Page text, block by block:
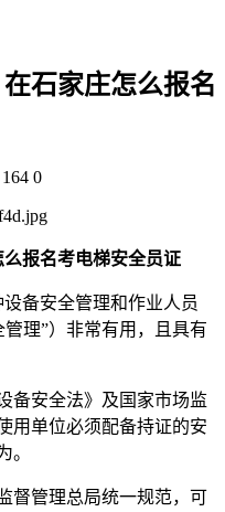
石家庄怎么报名
164 0
报名考电梯安全员证
备安全管理和作业人员
理”）非常有用‌，且具有
备安全法》及国家市场监
用单位必须配备持证的安
。
督管理总局统一规范，可